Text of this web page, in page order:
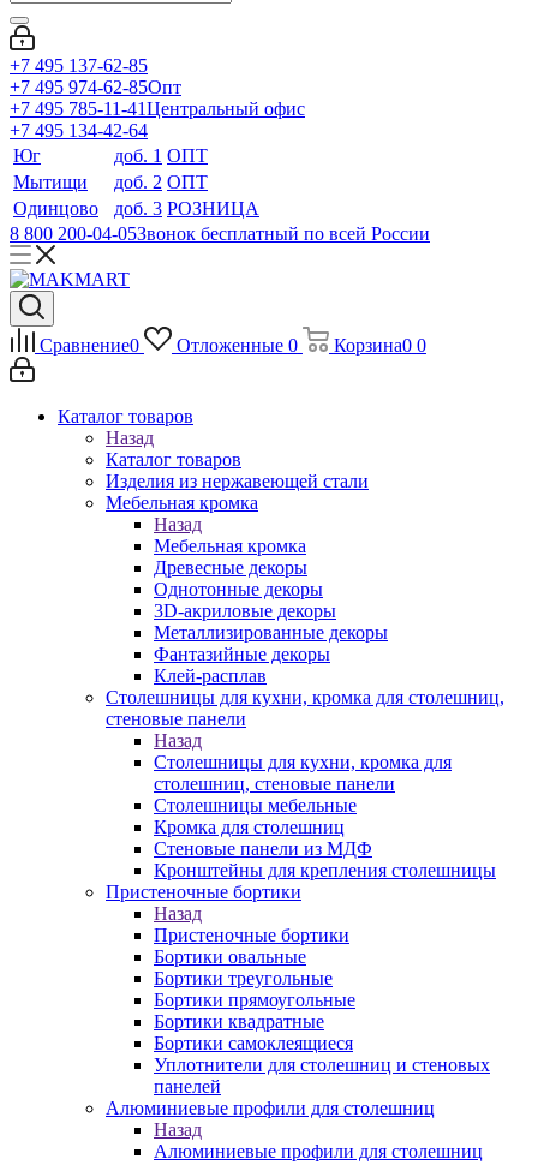
+7 495 137-62-85
+7 495 974-62-85Опт
+7 495 785-11-41Центральный офис
+7 495 134-42-64
Юг
доб. 1 ОПТ
Мытищи
доб. 2 ОПТ
Одинцово
доб. 3 РОЗНИЦА
8 800 200-04-05Звонок бесплатный по всей России
Сравнение0 Отложенные 0 Корзина0 0
Каталог товаров
Назад
Каталог товаров
Изделия из нержавеющей стали
Мебельная кромка
Назад
Мебельная кромка
Древесные декоры
Однотонные декоры
3D-акриловые декоры
Металлизированные декоры
Фантазийные декоры
Клей-расплав
Столешницы для кухни, кромка для столешниц,
стеновые панели
Назад
Столешницы для кухни, кромка для
столешниц, стеновые панели
Столешницы мебельные
Кромка для столешниц
Стеновые панели из МДФ
Кронштейны для крепления столешницы
Пристеночные бортики
Назад
Пристеночные бортики
Бортики овальные
Бортики треугольные
Бортики прямоугольные
Бортики квадратные
Бортики самоклеящиеся
Уплотнители для столешниц и стеновых
панелей
Алюминиевые профили для столешниц
Назад
Алюминиевые профили для столешниц